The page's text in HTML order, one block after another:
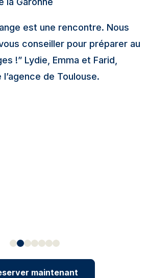
est une rencontre. Nous
conseiller pour préparer au
!” Lydie, Emma et Farid,
de Toulouse.
maintenant